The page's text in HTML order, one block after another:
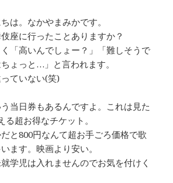
は。なかやまみかです。
座に行ったことありますか？
「高いんでしょー？」「難しそうで
ょっと…」と言われます。
ていない(笑)
う当日券もあるんですよ。これは見た
る超お得なチケット。
と800円なんて超お手ごろ価格で歌
ます。映画より安い。
学児は入れませんのでお気を付けく